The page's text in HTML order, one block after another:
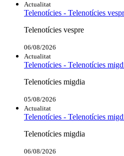
Actualitat
Telenotícies - Telenotícies
Telenotícies vespre
06/08/2026
Actualitat
Telenotícies - Telenotícies
Telenotícies migdia
05/08/2026
Actualitat
Telenotícies - Telenotícies
Telenotícies migdia
06/08/2026